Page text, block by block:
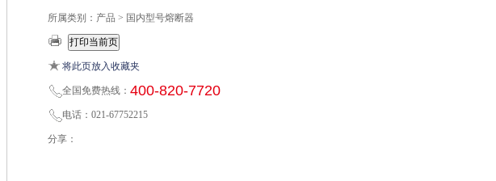
所属类别：产品 > 国内型号熔断器
将此页放入收藏夹
全国免费热线： 400-820-7720
电话：021-67752215
分享：